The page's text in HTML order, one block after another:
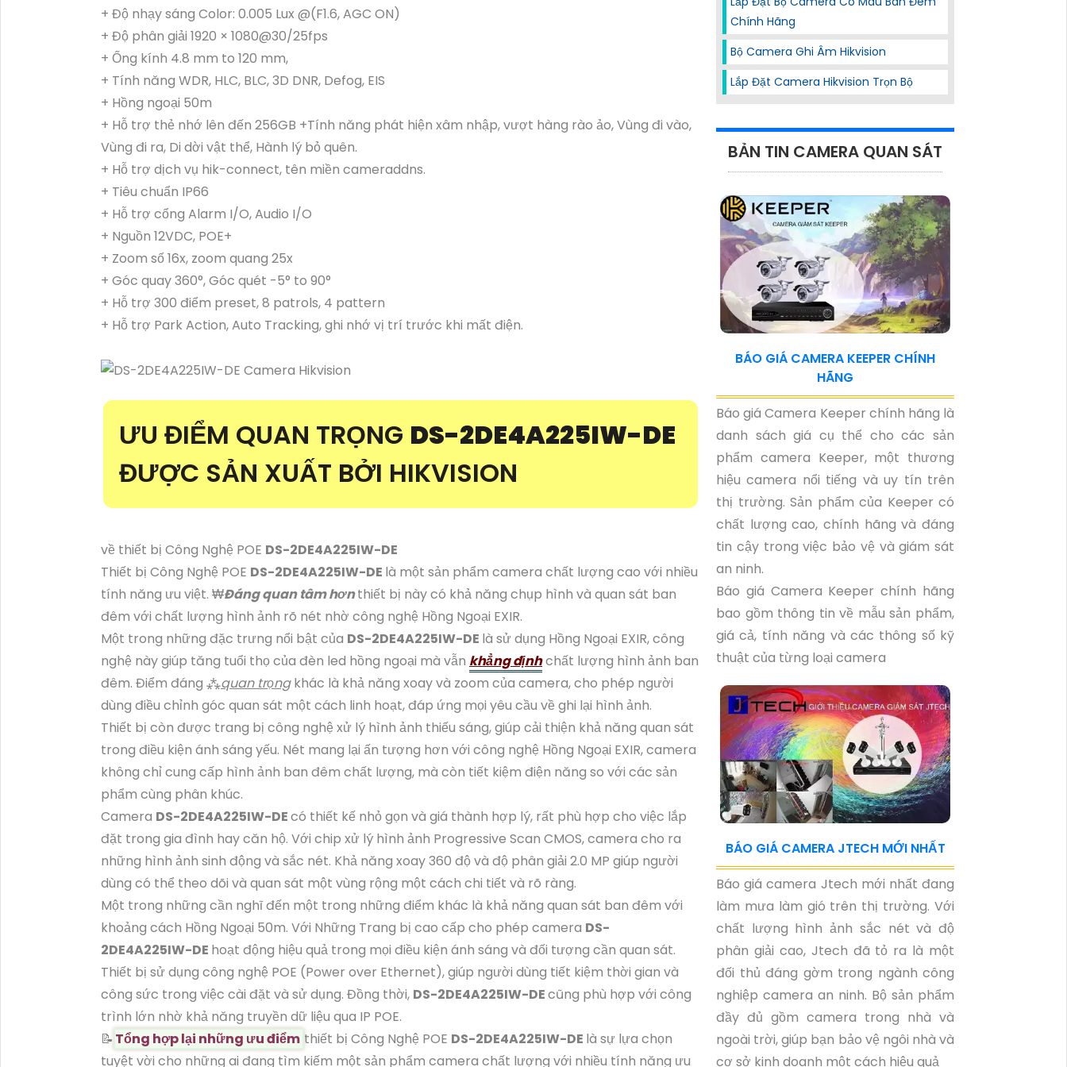
+ Độ nhạy sáng Color: 0.005 Lux @(F1.6, AGC ON)
+ Độ phân giải 1920 × 1080@30/25fps
+ Ống kính 4.8 mm to 120 mm,
+ Tính năng WDR, HLC, BLC, 3D DNR, Defog, EIS
+ Hồng ngoại 50m
+ Hỗ trợ thẻ nhớ lên đến 256GB +Tính năng phát hiện xâm nhập, vượt hàng rào ảo, Vùng đi vào,
Vùng đi ra, Di dời vật thể, Hành lý bỏ quên.
+ Hỗ trợ dịch vụ hik-connect, tên miền cameraddns.
+ Tiêu chuẩn IP66
+ Hỗ trợ cổng Alarm I/O, Audio I/O
+ Nguồn 12VDC, POE+
+ Zoom số 16x, zoom quang 25x
+ Góc quay 360°, Góc quét -5° to 90°
+ Hỗ trợ 300 điểm preset, 8 patrols, 4 pattern
+ Hỗ trợ Park Action, Auto Tracking, ghi nhớ vị trí trước khi mất điện.
ƯU ĐIỂM QUAN TRỌNG DS-2DE4A225IW-DE
ĐƯỢC SẢN XUẤT BỞI HIKVISION
về thiết bị Công Nghệ POE DS-2DE4A225IW-DE
Thiết bị Công Nghệ POE DS-2DE4A225IW-DE là một sản phẩm camera chất lượng cao với nhiều
tính năng ưu việt. ₩Đáng quan tâm hơnthiết bị này có khả năng chụp hình và quan sát ban
đêm với chất lượng hình ảnh rõ nét nhờ công nghệ Hồng Ngoại EXIR.
Một trong những đặc trưng nổi bật của DS-2DE4A225IW-DE là sử dụng Hồng Ngoại EXIR, công
nghệ này giúp tăng tuổi thọ của đèn led hồng ngoại mà vẫn khẳng địnhchất lượng hình ảnh ban
đêm. Điểm đáng ⁂quan trọngkhác là khả năng xoay và zoom của camera, cho phép người
dùng điều chỉnh góc quan sát một cách linh hoạt, đáp ứng mọi yêu cầu về ghi lại hình ảnh.
Thiết bị còn được trang bị công nghệ xử lý hình ảnh thiếu sáng, giúp cải thiện khả năng quan sát
trong điều kiện ánh sáng yếu. Nét mang lại ấn tượng hơn với công nghệ Hồng Ngoại EXIR, camera
không chỉ cung cấp hình ảnh ban đêm chất lượng, mà còn tiết kiệm điện năng so với các sản
phẩm cùng phân khúc.
Camera DS-2DE4A225IW-DEcó thiết kế nhỏ gọn và giá thành hợp lý, rất phù hợp cho việc lắp
đặt trong gia đình hay căn hộ. Với chip xử lý hình ảnh Progressive Scan CMOS, camera cho ra
những hình ảnh sinh động và sắc nét. Khả năng xoay 360 độ và độ phân giải 2.0 MP giúp người
dùng có thể theo dõi và quan sát một vùng rộng một cách chi tiết và rõ ràng.
Một trong những cần nghĩ đến một trong những điểm khác là khả năng quan sát ban đêm với
khoảng cách Hồng Ngoại 50m. Với Những Trang bị cao cấp cho phép camera DS-
2DE4A225IW-DE hoạt động hiệu quả trong mọi điều kiện ánh sáng và đối tượng cần quan sát.
Thiết bị sử dụng công nghệ POE (Power over Ethernet), giúp người dùng tiết kiệm thời gian và
công sức trong việc cài đặt và sử dụng. Đồng thời, DS-2DE4A225IW-DEcũng phù hợp với công
trình lớn nhờ khả năng truyền dữ liệu qua IP POE.
📝 Tổng hợp lại những ưu điểm thiết bị Công Nghệ POE DS-2DE4A225IW-DE là sự lựa chọn
tuyệt vời cho những ai đang tìm kiếm một sản phẩm camera chất lượng với nhiều tính năng ưu
Chính Hãng
Bộ Camera Ghi Âm Hikvision
Lắp Đặt Camera Hikvision Trọn Bộ
BẢN TIN CAMERA QUAN SÁT
BÁO GIÁ CAMERA KEEPER CHÍNH
HÃNG
Báo giá Camera Keeper chính hãng là
danh sách giá cụ thể cho các sản
phẩm camera Keeper, một thương
hiệu camera nổi tiếng và uy tín trên
thị trường. Sản phẩm của Keeper có
chất lượng cao, chính hãng và đáng
tin cậy trong việc bảo vệ và giám sát
an ninh.
Báo giá Camera Keeper chính hãng
bao gồm thông tin về mẫu sản phẩm,
giá cả, tính năng và các thông số kỹ
thuật của từng loại camera
BÁO GIÁ CAMERA JTECH MỚI NHẤT
Báo giá camera Jtech mới nhất đang
làm mưa làm gió trên thị trường. Với
chất lượng hình ảnh sắc nét và độ
phân giải cao, Jtech đã tỏ ra là một
đối thủ đáng gờm trong ngành công
nghiệp camera an ninh. Bộ sản phẩm
đầy đủ gồm camera trong nhà và
ngoài trời, giúp bạn bảo vệ ngôi nhà và
cơ sở kinh doanh một cách hiệu quả